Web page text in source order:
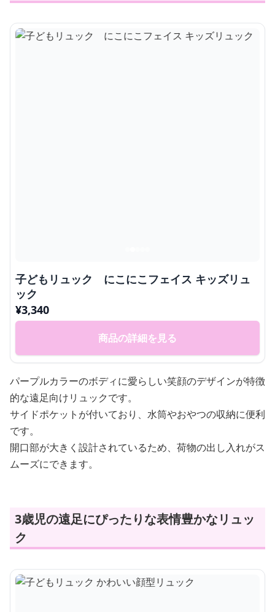
子どもリュック にこにこフェイス キッズリュ
ック
¥3,340
商品の詳細を見る
パープルカラーのボディに愛らしい笑顔のデザインが特徴
的な遠足向けリュックです。
サイドポケットが付いており、水筒やおやつの収納に便利
です。
開口部が大きく設計されているため、荷物の出し入れがス
ムーズにできます。
3歳児の遠足にぴったりな表情豊かなリュッ
ク